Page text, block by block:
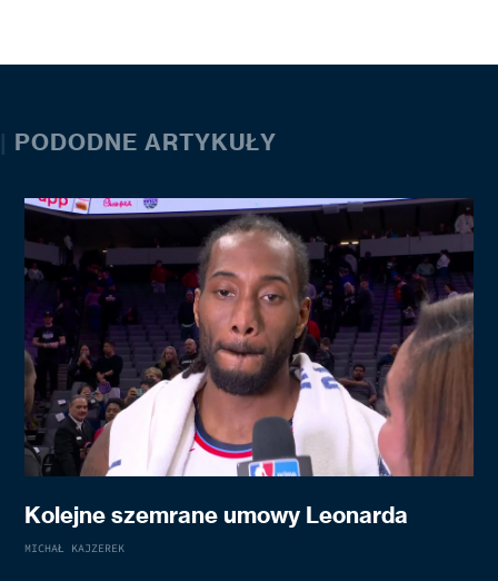
| PODODNE ARTYKUŁY
Kolejne szemrane umowy Leonarda
MICHAŁ KAJZEREK